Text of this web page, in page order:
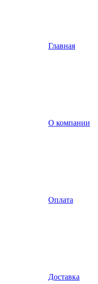
Главная
О компании
Оплата
Доставка